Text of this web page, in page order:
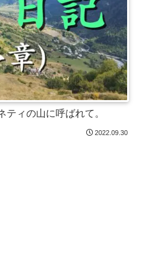
ティの山に呼ばれて。
2022.09.30